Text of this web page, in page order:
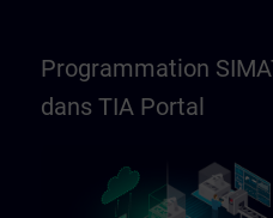
Programmation
dans TIA Portal